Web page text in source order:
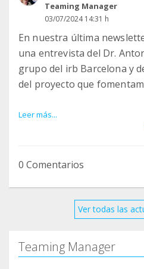
Teaming Manager
03/07/2024 14:31 h
En nuestra última
una entrevista del Dr.
grupo del irb Barcelona y
del proyecto que
Adjuntamos aquí esta
Pregunta. ¿En qué temas
el estudio de la biología
de trastornos que se
en proteínas o RNAs
Leer más...
0 Comentarios
Ver todas las
Teaming Manager